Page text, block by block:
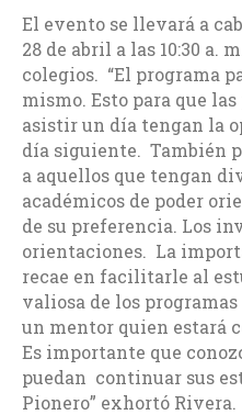
El evento se llevará a
28 de abril a las 10:30 a.
colegios. “El programa
mismo. Esto para que
asistir un día tengan la
día siguiente. También
a aquellos que tengan
académicos de poder
de su preferencia. Los
orientaciones. La
recae en facilitarle al
valiosa de los
un mentor quien estará
Es importante que
puedan continuar sus
Pionero” exhortó Rivera.